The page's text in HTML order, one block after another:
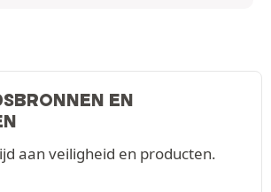
EN
aan veiligheid en producten.